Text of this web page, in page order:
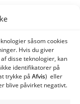
såsom cookies
Hvis du giver
​​disse teknologier, kan
identifikatorer på
trykke på Afvis) eller
blive påvirket negativt.